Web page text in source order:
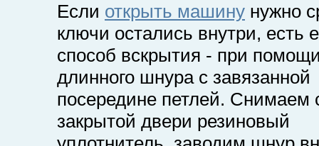
Если открыть машину нужно
ключи остались внутри, есть
способ вскрытия - при
длинного шнура с завязанной
посередине петлей. Снимаем
закрытой двери резиновый